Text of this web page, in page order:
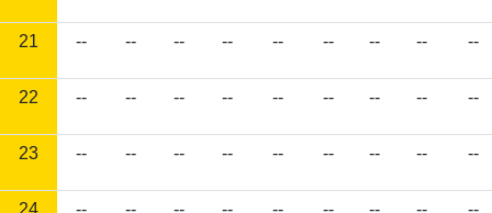
21 -- -- -- -- -- -- -- -- --
22 -- -- -- -- -- -- -- -- --
23 -- -- -- -- -- -- -- -- --